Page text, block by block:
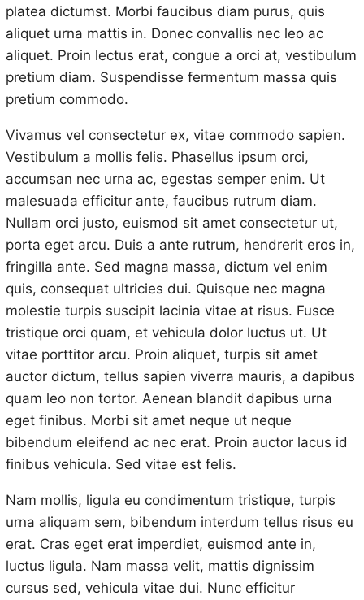
platea dictumst. Morbi faucibus diam purus, quis
aliquet urna mattis in. Donec convallis nec leo ac
aliquet. Proin lectus erat, congue a orci at, vestibulum
pretium diam. Suspendisse fermentum massa quis
pretium commodo.
Vivamus vel consectetur ex, vitae commodo sapien.
Vestibulum a mollis felis. Phasellus ipsum orci,
accumsan nec urna ac, egestas semper enim. Ut
malesuada efficitur ante, faucibus rutrum diam.
Nullam orci justo, euismod sit amet consectetur ut,
porta eget arcu. Duis a ante rutrum, hendrerit eros in,
fringilla ante. Sed magna massa, dictum vel enim
quis, consequat ultricies dui. Quisque nec magna
molestie turpis suscipit lacinia vitae at risus. Fusce
tristique orci quam, et vehicula dolor luctus ut. Ut
vitae porttitor arcu. Proin aliquet, turpis sit amet
auctor dictum, tellus sapien viverra mauris, a dapibus
quam leo non tortor. Aenean blandit dapibus urna
eget finibus. Morbi sit amet neque ut neque
bibendum eleifend ac nec erat. Proin auctor lacus id
finibus vehicula. Sed vitae est felis.
Nam mollis, ligula eu condimentum tristique, turpis
urna aliquam sem, bibendum interdum tellus risus eu
erat. Cras eget erat imperdiet, euismod ante in,
luctus ligula. Nam massa velit, mattis dignissim
cursus sed, vehicula vitae dui. Nunc efficitur